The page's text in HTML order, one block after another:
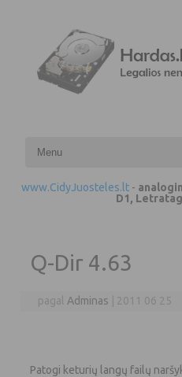
www.CidyJuosteles.lt-
D1,
Q-Dir 4.63
pagal Adminas 2011 06 25
Patogi keturių langų failų